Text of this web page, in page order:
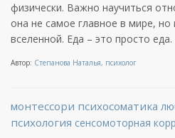
физически. Важно научиться
она не самое главное в мире,
вселенной. Еда – это просто еда.
Автор: Степанова Наталья, психолог
монтессори психосоматика
психология сенсомоторная